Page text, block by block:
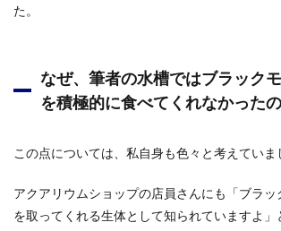
た。
なぜ、筆者の水槽ではブラック
を積極的に食べてくれなかった
この点については、私自身も色々と考えていま
アクアリウムショップの店員さんにも「ブラ
を取ってくれる生体として知られていますよ」